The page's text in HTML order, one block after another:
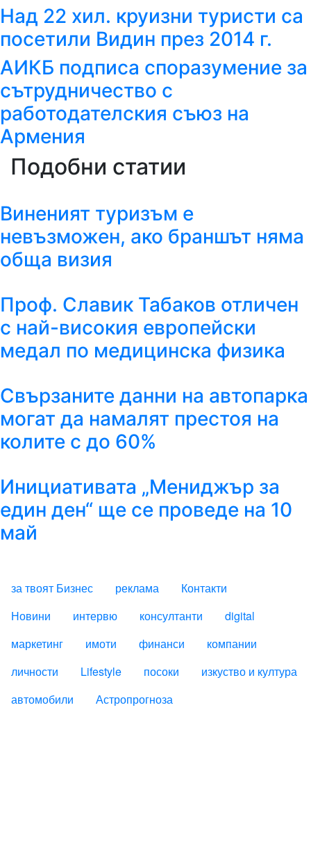
Над 22 хил. круизни туристи са
посетили Видин през 2014 г.
АИКБ подписа споразумение за
сътрудничество с
работодателския съюз на
Армения
Подобни статии
Виненият туризъм е
невъзможен, ако браншът няма
обща визия
Проф. Славик Табаков отличен
с най-високия европейски
медал по медицинска физика
Свързаните данни на автопарка
могат да намалят престоя на
колите с до 60%
Инициативата „Мениджър за
един ден“ ще се проведе на 10
май
за твоят Бизнес реклама
Контакти
FOOTER_STATII
Новини интервю консултанти
digital
маркетинг
имоти финанси
компании
личности
Lifestyle посоки
изкуство и култура
автомобили
Астропрогноза